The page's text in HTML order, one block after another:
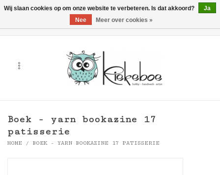
Handwerk & Textiel
Boek - yarn bookazine 17
patisserie
HOME / BOEK - YARN BOOKAZINE 17 PATISSERIE
Wij slaan cookies op om onze website te verbeteren. Is dat akkoord?
Ja
Nee
Meer over cookies »